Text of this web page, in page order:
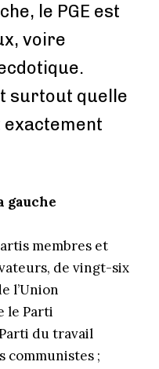
le PGE est
voire
surtout quelle
gauche
membres et
de vingt-six
l’Union
le Parti
du travail
communistes ;